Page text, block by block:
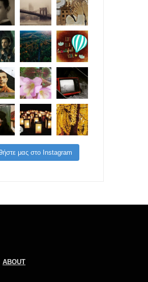
μας στο Instagram
ABOUT